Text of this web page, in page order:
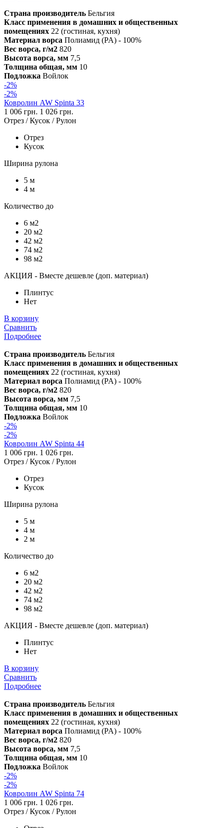
Страна производитель Бельгия
Класс применения в домашних и общественных
помещениях 22 (гостиная, кухня)
Материал ворса Полиамид (PA) - 100%
Вес ворса, г/м2 820
Высота ворса, мм 7,5
Толщина общая, мм 10
Подложка Войлок
-2%
-2%
Ковролин AW Spinta 33
1 006 грн. 1 026 грн.
Отрез / Кусок / Рулон
Отрез
Кусок
Ширина рулона
5 м
4 м
Количество до
6 м2
20 м2
42 м2
74 м2
98 м2
АКЦИЯ - Вместе дешевле (доп. материал)
Плинтус
Нет
В корзину
Сравнить
Подробнее
Страна производитель Бельгия
Класс применения в домашних и общественных
помещениях 22 (гостиная, кухня)
Материал ворса Полиамид (PA) - 100%
Вес ворса, г/м2 820
Высота ворса, мм 7,5
Толщина общая, мм 10
Подложка Войлок
-2%
-2%
Ковролин AW Spinta 44
1 006 грн. 1 026 грн.
Отрез / Кусок / Рулон
Отрез
Кусок
Ширина рулона
5 м
4 м
2 м
Количество до
6 м2
20 м2
42 м2
74 м2
98 м2
АКЦИЯ - Вместе дешевле (доп. материал)
Плинтус
Нет
В корзину
Сравнить
Подробнее
Страна производитель Бельгия
Класс применения в домашних и общественных
помещениях 22 (гостиная, кухня)
Материал ворса Полиамид (PA) - 100%
Вес ворса, г/м2 820
Высота ворса, мм 7,5
Толщина общая, мм 10
Подложка Войлок
-2%
-2%
Ковролин AW Spinta 74
1 006 грн. 1 026 грн.
Отрез / Кусок / Рулон